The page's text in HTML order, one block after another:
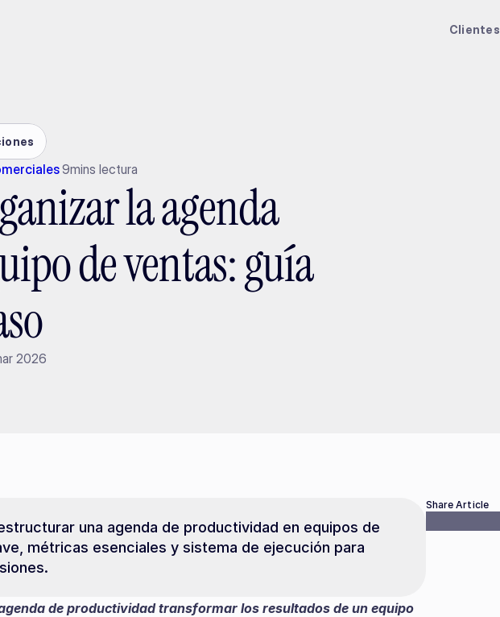
Clientes
9mins lectura
la agenda
de ventas: guía
2026
una agenda de productividad en equipos de
métricas esenciales y sistema de ejecución para
de productividad transformar los resultados de un equipo
Share Article